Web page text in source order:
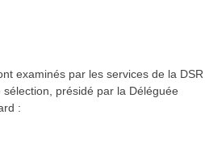
examinés par les services de la DSR
présidé par la Déléguée
: